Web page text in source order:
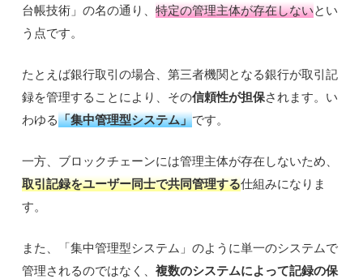
台帳技術」の名の通り、特定の管理主体が存在しないとい
う点です。
たとえば銀行取引の場合、第三者機関となる銀行が取引記
録を管理することにより、その信頼性が担保されます。い
わゆる「集中管理型システム」です。
一方、ブロックチェーンには管理主体が存在しないため、
取引記録をユーザー同士で共同管理する仕組みになりま
す。
また、「集中管理型システム」のように単一のシステムで
管理されるのではなく、複数のシステムによって記録の保